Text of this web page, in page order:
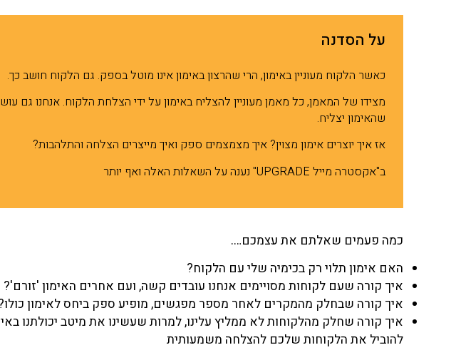
על הסדנה
כאשר הלקוח מעוניין באימון, הרי שהרצון באימון אינו מוטל בספק. גם הלקוח חושב כך.
מצידו של המאמן, כל מאמן מעוניין להצליח באימון על ידי הצלחת הלקוח. אנחנו גם
שהאימון יצליח.
אז איך יוצרים אימון מצוין? איך מצמצמים ספק ואיך מייצרים הצלחה והתלהבות?
ב"אקסטרה מייל UPGRADE" נענה על השאלות האלה ואף יותר
כמה פעמים שאלתם את עצמכם….
האם אימון תלוי רק בכימיה שלי עם הלקוח?
איך קורה שעם לקוחות מסויימים אנחנו עובדים קשה, ועם אחרים האימון 'זורם'?
איך קורה שבחלק מהמקרים לאחר מספר מפגשים, מופיע ספק ביחס לאימון
איך קורה שחלק מהלקוחות לא ממליץ עלינו, למרות שעשינו את מיטב יכולתנו
להוביל את הלקוחות שלכם להצלחה משמעותית